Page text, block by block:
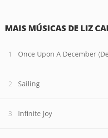
MAIS MÚSICAS DE LIZ
Once Upon A December
Sailing
Infinite Joy